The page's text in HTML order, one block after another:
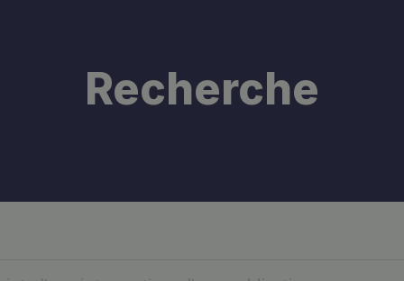
Recherche